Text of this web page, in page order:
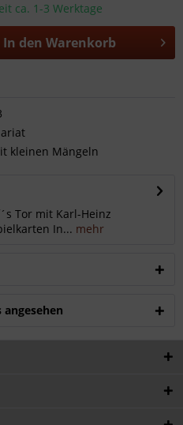
ca. 1-3 Werktage
In den Warenkorb
kleinen Mängeln
Tor mit Karl-Heinz
In... mehr